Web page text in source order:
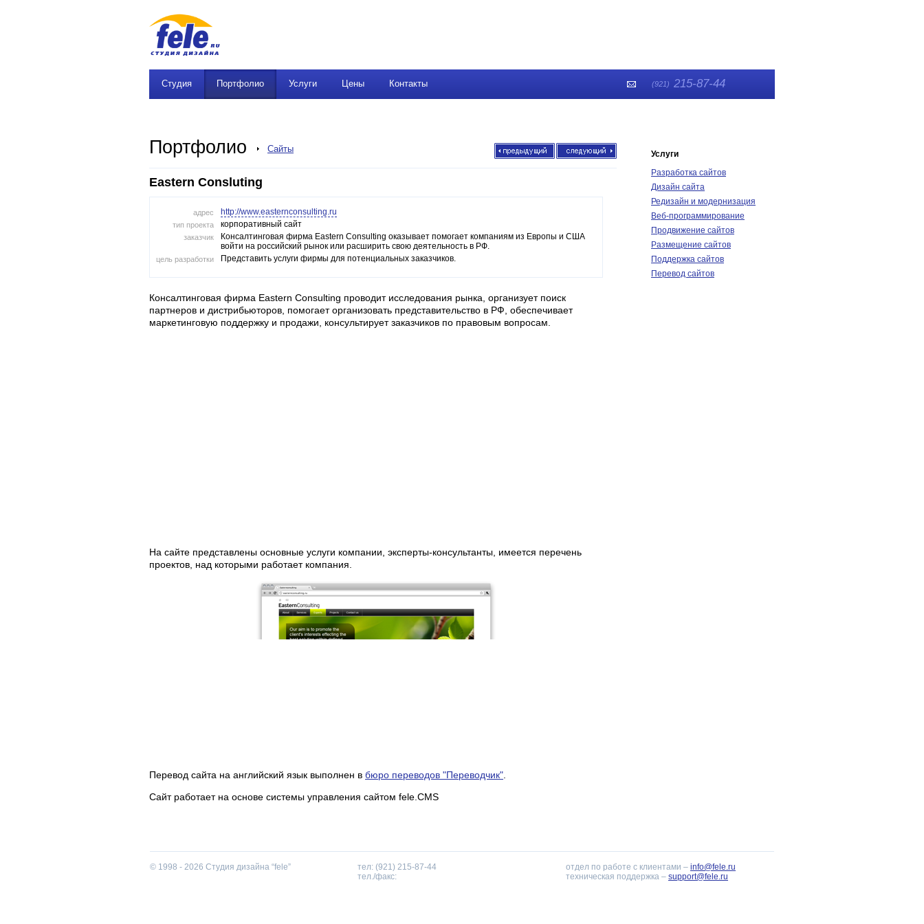
Студия Портфолио Услуги Цены Контакты (921) 215-87-44
Портфолио Сайты
Eastern Consluting
адрес http://www.easternconsulting.ru
тип проекта корпоративный сайт
заказчик
Консалтинговая фирма Eastern Consulting оказывает помогает компаниям из Европы и США
войти на российский рынок или расширить свою деятельность в РФ.
цель разработки Представить услуги фирмы для потенциальных заказчиков.
Консалтинговая фирма Eastern Consulting проводит исследования рынка, организует поиск
партнеров и дистрибьюторов, помогает организовать представительство в РФ, обеспечивает
маркетинговую поддержку и продажи, консультирует заказчиков по правовым вопросам.
На сайте представлены основные услуги компании, эксперты-консультанты, имеется перечень
проектов, над которыми работает компания.
Перевод сайта на английский язык выполнен в бюро переводов "Переводчик"
Сайт работает на основе системы управления сайтом fele.CMS
Услуги
Разработка сайтов
Дизайн сайта
Редизайн и модернизация
Веб-программирование
Продвижение сайтов
Размещение сайтов
Поддержка сайтов
Перевод сайтов
© 1998 - 2026 Студия дизайна “fele”
тел: (921) 215-87-44
тел./факс:
отдел по работе с клиентами – info@fele.ru
техническая поддержка – support@fele.ru